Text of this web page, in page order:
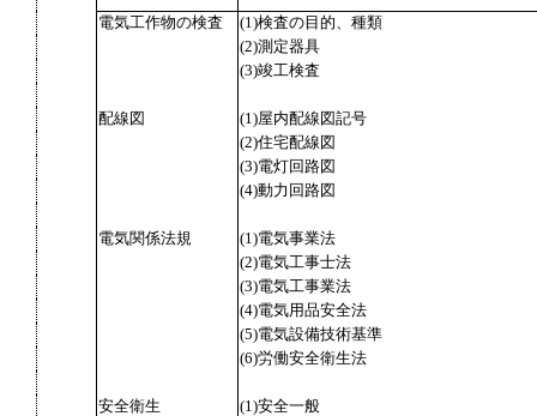
電気工作物の検査
(1)検査の目的、種類
(2)測定器具
(3)竣工検査
配線図
(1)屋内配線図記号
(2)住宅配線図
(3)電灯回路図
(4)動力回路図
電気関係法規
(1)電気事業法
(2)電気工事士法
(3)電気工事業法
(4)電気用品安全法
(5)電気設備技術基準
(6)労働安全衛生法
安全衛生
(1)安全一般